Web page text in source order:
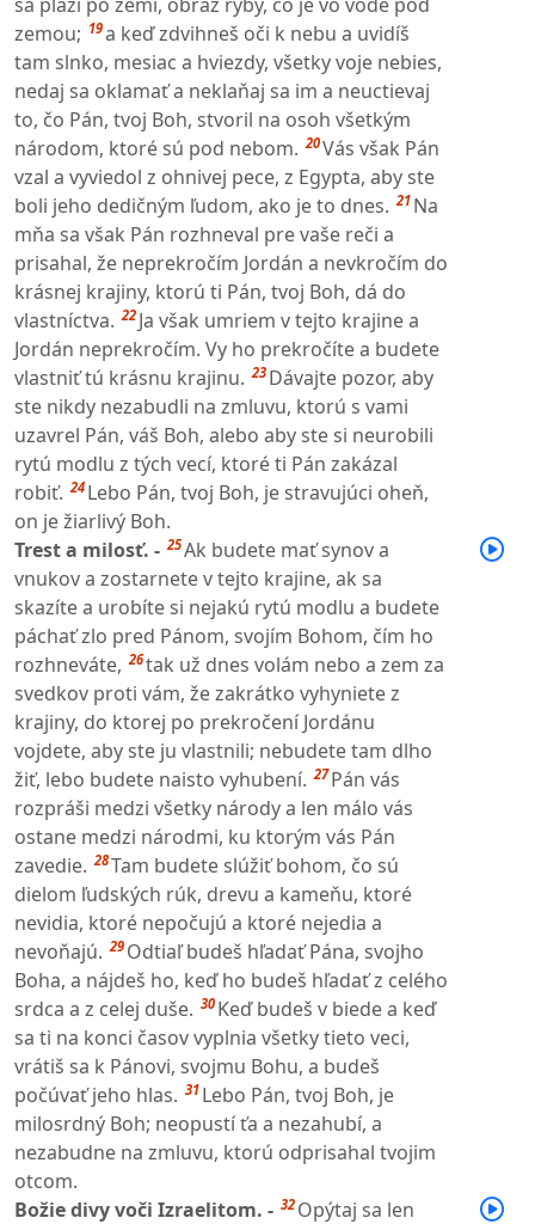
zemou; 19a keď zdvihneš oči k nebu a uvidíš
tam slnko, mesiac a hviezdy, všetky voje nebies,
nedaj sa oklamať a neklaňaj sa im a neuctievaj
to, čo Pán, tvoj Boh, stvoril na osoh všetkým
národom, ktoré sú pod nebom. 20Vás však Pán
vzal a vyviedol z ohnivej pece, z Egypta, aby ste
boli jeho dedičným ľudom, ako je to dnes. 21 Na
mňa sa však Pán rozhneval pre vaše reči a
prisahal, že neprekročím Jordán a nevkročím do
krásnej krajiny, ktorú ti Pán, tvoj Boh, dá do
vlastníctva. 22 Ja však umriem v tejto krajine a
Jordán neprekročím. Vy ho prekročíte a budete
vlastniť tú krásnu krajinu. 23 Dávajte pozor, aby
ste nikdy nezabudli na zmluvu, ktorú s vami
uzavrel Pán, váš Boh, alebo aby ste si neurobili
rytú modlu z tých vecí, ktoré ti Pán zakázal
robiť. 24 Lebo Pán, tvoj Boh, je stravujúci oheň,
on je žiarlivý Boh.
Trest a milosť. - 25Ak budete mať synov a
vnukov a zostarnete v tejto krajine, ak sa
skazíte a urobíte si nejakú rytú modlu a budete
páchať zlo pred Pánom, svojím Bohom, čím ho
rozhneváte, 26tak už dnes volám nebo a zem za
svedkov proti vám, že zakrátko vyhyniete z
krajiny, do ktorej po prekročení Jordánu
vojdete, aby ste ju vlastnili; nebudete tam dlho
žiť, lebo budete naisto vyhubení. 27 Pán vás
rozpráši medzi všetky národy a len málo vás
ostane medzi národmi, ku ktorým vás Pán
zavedie. 28Tam budete slúžiť bohom, čo sú
dielom ľudských rúk, drevu a kameňu, ktoré
nevidia, ktoré nepočujú a ktoré nejedia a
nevoňajú. 29 Odtiaľ budeš hľadať Pána, svojho
Boha, a nájdeš ho, keď ho budeš hľadať z celého
srdca a z celej duše. 30 Keď budeš v biede a keď
sa ti na konci časov vyplnia všetky tieto veci,
vrátiš sa k Pánovi, svojmu Bohu, a budeš
počúvať jeho hlas. 31 Lebo Pán, tvoj Boh, je
milosrdný Boh; neopustí ťa a nezahubí, a
nezabudne na zmluvu, ktorú odprisahal tvojim
otcom.
Božie divy voči Izraelitom. - 32 Opýtaj sa len